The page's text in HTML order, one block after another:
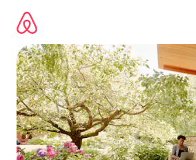
contenido